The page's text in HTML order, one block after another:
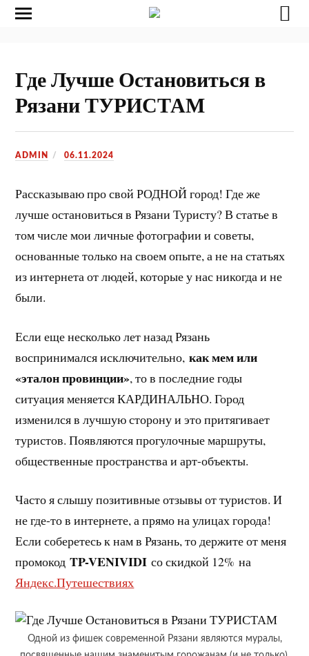
Где Лучше Остановиться в
Рязани ТУРИСТАМ
ADMIN 06.11.2024
Рассказываю про свой РОДНОЙ город! Где же
лучше остановиться в Рязани Туристу? В статье в
том числе мои личные фотографии и советы,
основанные только на своем опыте, а не на статьях
из интернета от людей, которые у нас никогда и не
были.
Если еще несколько лет назад Рязань
воспринимался исключительно,как мем или
«эталон провинции», то в последние годы
ситуация меняется КАРДИНАЛЬНО. Город
изменился в лучшую сторону и это притягивает
туристов. Появляются прогулочные маршруты,
общественные пространства и арт-объекты.
Часто я слышу позитивные отзывы от туристов. И
не где-то в интернете, а прямо на улицах города!
Если соберетесь к нам в Рязань, то держите от меня
промокодTP-VENIVIDI со скидкой 12% на
Яндекс.Путешествиях
Одной из фишек современной Рязани являются муралы,